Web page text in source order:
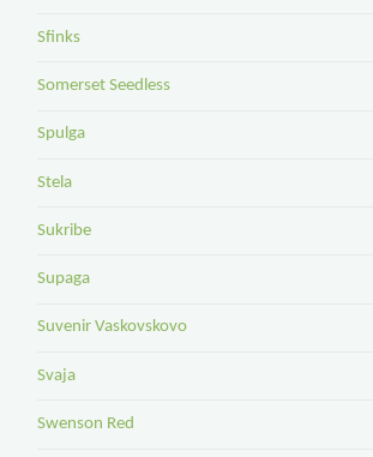
Sfinks
Somerset Seedless
Spulga
Stela
Sukribe
Supaga
Suvenir Vaskovskovo
Svaja
Swenson Red